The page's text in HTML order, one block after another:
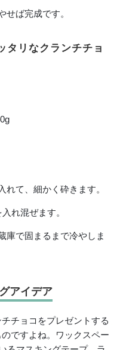
せば完成です。
タリなクランチチョ
れて、細かく砕きます。
れ混ぜます。
庫で固まるまで冷やしま
アイデア
チョコをプレゼントする
ですよね。ワックスペー